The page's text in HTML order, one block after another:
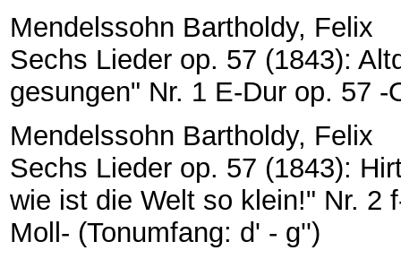
Mendelssohn Bartholdy, Felix
Sechs Lieder op. 57 (1843):
gesungen" Nr. 1 E-Dur op. 57
Mendelssohn Bartholdy, Felix
Sechs Lieder op. 57 (1843):
wie ist die Welt so klein!" Nr. 2
Moll- (Tonumfang: d' - g'')